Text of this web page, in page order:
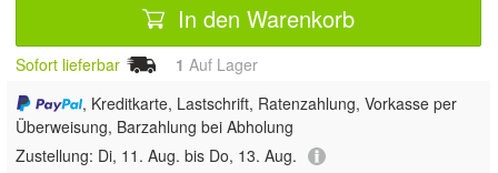
In den Warenkorb
Sofort lieferbar 1 Auf Lager
, Kreditkarte, Lastschrift, Ratenzahlung, Vorkasse per
Überweisung, Barzahlung bei Abholung
Zustellung: Di, 11. Aug. bis Do, 13. Aug.